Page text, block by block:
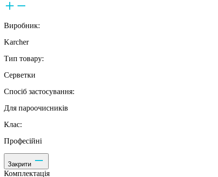
Виробник:
Karcher
Тип товару:
Серветки
Спосіб застосування:
Для пароочисників
Клас:
Професійні
Закрити
Комплектація